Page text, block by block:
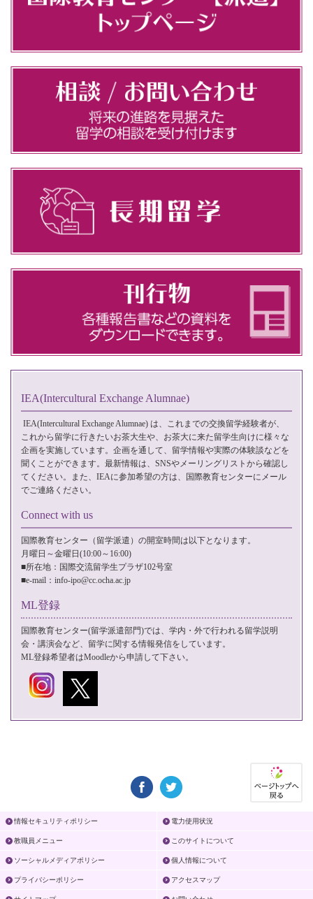
IEA(Intercultural Exchange Alumnae)
IEA(Intercultural Exchange Alumnae) は、これまでの交換留学経験者が、
これから留学に行きたいお茶大生や、お茶大に来た留学生向けに様々な
企画を実施しています。企画を通して、留学情報や実際の体験談などを
聞くことができます。最新情報は、SNSやメーリングリストから確認し
てください。また、IEAに参加希望の方は、国際教育センターに メール
でご連絡ください。
Connect with us
国際教育センター（留学派遣）の開室時間は以下となります。
月曜日～金曜日(10:00～16:00)
■所在地：国際交流留学生プラザ102号室
■e-mail： info-ipo@cc.ocha.ac.jp
ML登録
国際教育センター(留学派遣部門)では、学内・外で行われる留学説明
会・講演会など、留学に関する情報発信をしています。
ML登録希望者はMoodleから申請して下さい。
情報セキュリティポリシー 電力使用状況
教職員メニュー このサイトについて
ソーシャルメディアポリシー 個人情報について
プライバシーポリシー アクセスマップ